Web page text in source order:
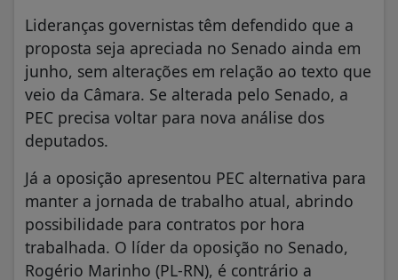
Lideranças governistas têm defendido que a
proposta seja apreciada no Senado ainda em
junho, sem alterações em relação ao texto que
veio da Câmara. Se alterada pelo Senado, a
PEC precisa voltar para nova análise dos
deputados.
Já a oposição apresentou PEC alternativa para
manter a jornada de trabalho atual, abrindo
possibilidade para contratos por hora
trabalhada. O líder da oposição no Senado,
Rogério Marinho (PL-RN), é contrário a